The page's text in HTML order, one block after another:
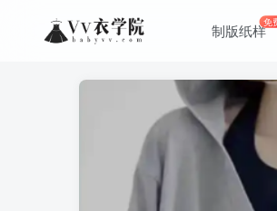
制版纸样免